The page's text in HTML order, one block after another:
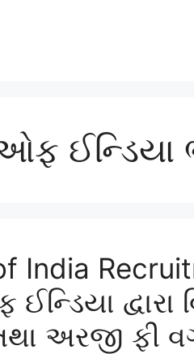
ઈન્ડિયા
India
દ્વારા
અરજી ફી